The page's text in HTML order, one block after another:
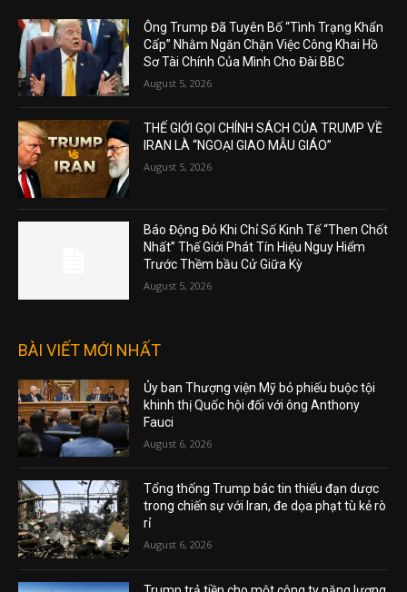
Ông Trump Đã Tuyên Bố “Tình Trạng Khẩn
Cấp” Nhằm Ngăn Chặn Việc Công Khai Hồ
Sơ Tài Chính Của Mình Cho Đài BBC
August 5, 2026
THẾ GIỚI GỌI CHÍNH SÁCH CỦA TRUMP VỀ
IRAN LÀ “NGOẠI GIAO MẪU GIÁO”
August 5, 2026
Báo Động Đỏ Khi Chỉ Số Kinh Tế “Then Chốt
Nhất” Thế Giới Phát Tín Hiệu Nguy Hiểm
Trước Thềm bầu Cử Giữa Kỳ
August 5, 2026
BÀI VIẾT MỚI NHẤT
Ủy ban Thượng viện Mỹ bỏ phiếu buộc tội
khinh thị Quốc hội đối với ông Anthony
Fauci
August 6, 2026
Tổng thống Trump bác tin thiếu đạn dược
trong chiến sự với Iran, đe dọa phạt tù kẻ rò
rỉ
August 6, 2026